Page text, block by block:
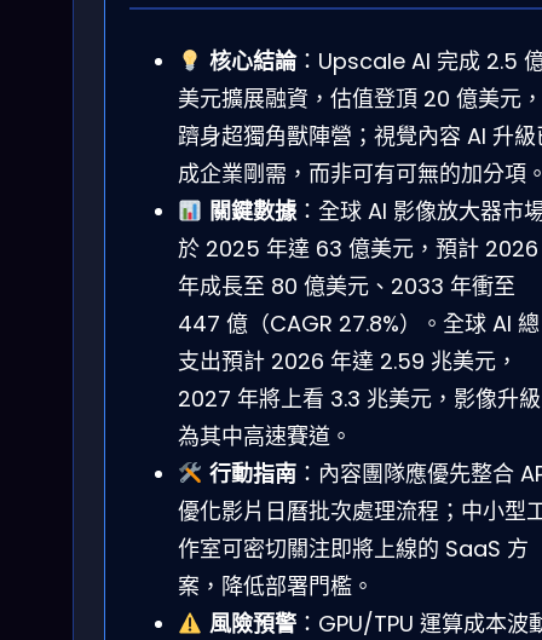
核心結論：Upscale AI 完成 2.5
美元擴展融資，估值登頂 20 億美元，
躋身超獨角獸陣營；視覺內容 AI 升級
成企業剛需，而非可有可無的加分項
關鍵數據：全球 AI 影像放大器市
於 2025 年達 63 億美元，預計 2026
年成長至 80 億美元、2033 年衝至
447 億（CAGR 27.8%）。全球 AI 總
支出預計 2026 年達 2.59 兆美元，
2027 年將上看 3.3 兆美元，影像升級
為其中高速賽道。
行動指南：內容團隊應優先整合
優化影片日曆批次處理流程；中小型
作室可密切關注即將上線的 SaaS 方
案，降低部署門檻。
風險預警：GPU/TPU 運算成本波